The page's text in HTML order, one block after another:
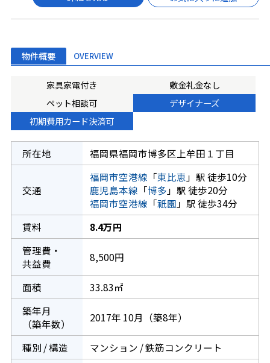
物件概要 OVERVIEW
家具家電付き
敷金礼金なし
ペット相談可
デザイナーズ
初期費用カード決済可
所在地 福岡県福岡市博多区上牟田１丁目
交通
福岡市空港線 「東比恵 」駅 徒歩10分
鹿児島本線 「博多 」駅 徒歩20分
福岡市空港線 「祇園 」駅 徒歩34分
賃料
8.4万円
管理費・
共益費
8,500円
面積
33.83㎡
築年月
（築年数）
2017年 10月（築8年）
種別 / 構造
マンション / 鉄筋コンクリート